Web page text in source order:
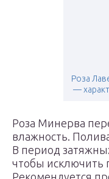
Роза
—
Роза Минерва
влажность.
В период
чтобы исключить
Рекомендуется